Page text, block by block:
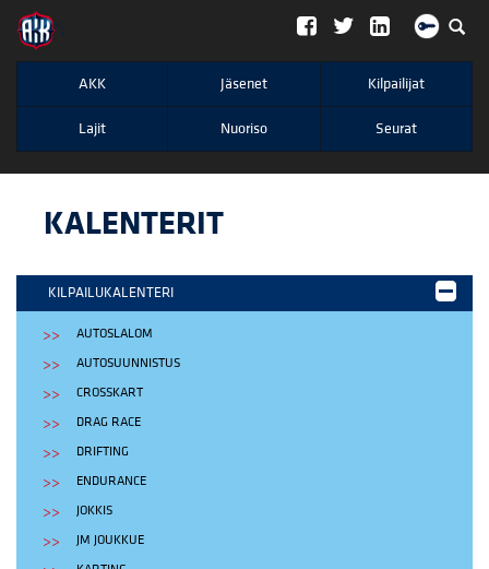
";
AKK Jäsenet Kilpailijat
Lajit Nuoriso Seurat
KALENTERIT
KILPAILUKALENTERI
AUTOSLALOM
AUTOSUUNNISTUS
CROSSKART
DRAG RACE
DRIFTING
ENDURANCE
JOKKIS
JM JOUKKUE